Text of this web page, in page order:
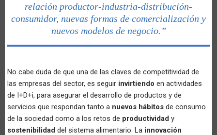
relación productor-industria-distribución-
consumidor, nuevas formas de comercialización y
nuevos modelos de negocio.”
No cabe duda de que una de las claves de competitividad de
las empresas del sector, es seguir invirtiendo en actividades
de I+D+i, para asegurar el desarrollo de productos y de
servicios que respondan tanto a nuevos hábitos de consumo
de la sociedad como a los retos de productividad y
sostenibilidad del sistema alimentario. La innovación